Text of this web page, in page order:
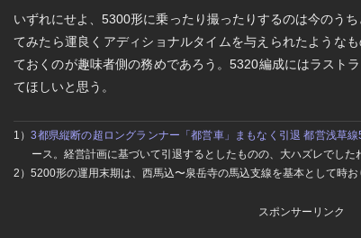
いずれにせよ、5300形に乗ったり撮ったりするのは今のう
てみたら運良くアディショナルタイムを与えられたような
ておくのが趣味者側の務めであろう。5320編成にはラスト
てほしいと思う。
1）3都県縦断の超ロングランナー「都営車」まもなく引退 都営浅草
ース。経営計画に基づいて引退するとしたものの、大ハズレでした
2）5200形の運用末期は、西馬込〜泉岳寺の馬込支線を基本として時
スポンサーリンク